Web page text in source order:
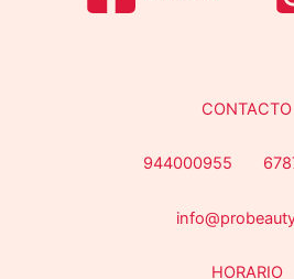
CONTACTO
944000955
HORARIO